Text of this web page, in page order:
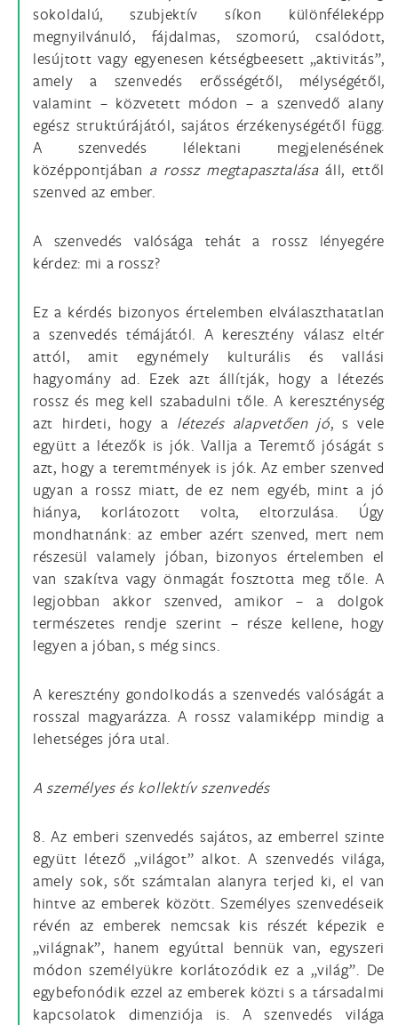
sokoldalú, szubjektív síkon különféleképp
megnyilvánuló, fájdalmas, szomorú, csalódott,
lesújtott vagy egyenesen kétségbeesett „aktivitás”,
amely a szenvedés erősségétől, mélységétől,
valamint – közvetett módon – a szenvedő alany
egész struktúrájától, sajátos érzékenységétől függ.
A szenvedés lélektani megjelenésének
középpontjában a rossz megtapasztalásaáll, ettől
szenved az ember.
A szenvedés valósága tehát a rossz lényegére
kérdez: mi a rossz?
Ez a kérdés bizonyos értelemben elválaszthatatlan
a szenvedés témájától. A keresztény válasz eltér
attól, amit egynémely kulturális és vallási
hagyomány ad. Ezek azt állítják, hogy a létezés
rossz és meg kell szabadulni tőle. A kereszténység
azt hirdeti, hogy a létezés alapvetően jó, s vele
együtt a létezők is jók. Vallja a Teremtő jóságát s
azt, hogy a teremtmények is jók. Az ember szenved
ugyan a rossz miatt, de ez nem egyéb, mint a jó
hiánya, korlátozott volta, eltorzulása. Úgy
mondhatnánk: az ember azért szenved, mert nem
részesül valamely jóban, bizonyos értelemben el
van szakítva vagy önmagát fosztotta meg tőle. A
legjobban akkor szenved, amikor – a dolgok
természetes rendje szerint – része kellene, hogy
legyen a jóban, s még sincs.
A keresztény gondolkodás a szenvedés valóságát a
rosszal magyarázza. A rossz valamiképp mindig a
lehetséges jóra utal.
A személyes és kollektív szenvedés
8. Az emberi szenvedés sajátos, az emberrel szinte
együtt létező „világot” alkot. A szenvedés világa,
amely sok, sőt számtalan alanyra terjed ki, el van
hintve az emberek között. Személyes szenvedéseik
révén az emberek nemcsak kis részét képezik e
„világnak”, hanem egyúttal bennük van, egyszeri
módon személyükre korlátozódik ez a „világ”. De
egybefonódik ezzel az emberek közti s a társadalmi
kapcsolatok dimenziója is. A szenvedés világa